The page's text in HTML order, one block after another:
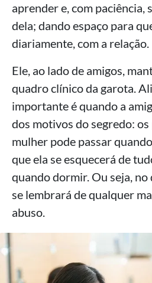
aprender e, com paciência,
dela; dando espaço para
diariamente, com a relação.
Ele, ao lado de amigos,
quadro clínico da garota.
importante é quando a
dos motivos do segredo:
mulher pode passar
que ela se esquecerá de
quando dormir. Ou seja, no
se lembrará de qualquer
abuso.